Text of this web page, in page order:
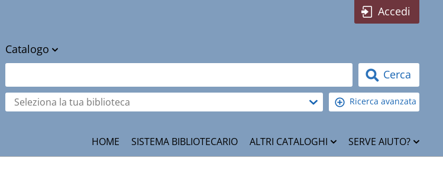
Accedi
Catalogo
cambia
Cerca
Ricerca avanzata
Seleziona
la
HOME SISTEMA BIBLIOTECARIO ALTRI CATALOGHI SERVE AIUTO?